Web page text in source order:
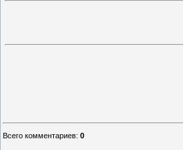
Всего комментариев: 0